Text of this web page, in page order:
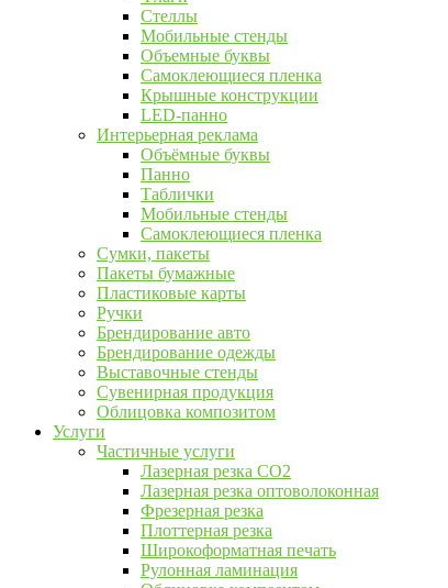
Стеллы
Мобильные стенды
Объемные буквы
Самоклеющиеся пленка
Крышные конструкции
LED-панно
Интерьерная реклама
Объёмные буквы
Панно
Таблички
Мобильные стенды
Самоклеющиеся пленка
Сумки, пакеты
Пакеты бумажные
Пластиковые карты
Ручки
Брендирование авто
Брендирование одежды
Выставочные стенды
Сувенирная продукция
Облицовка композитом
Услуги
Частичные услуги
Лазерная резка CO2
Лазерная резка оптоволоконная
Фрезерная резка
Плоттерная резка
Широкоформатная печать
Рулонная ламинация